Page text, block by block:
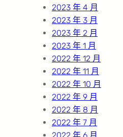
2023 年 4 月
2023 年 3 月
2023 年 2 月
2023 年 1 月
2022 年 12 月
2022 年 11 月
2022 年 10 月
2022 年 9 月
2022 年 8 月
2022 年 7 月